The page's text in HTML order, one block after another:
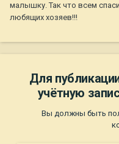
малышку. Так что всем
любящих хозяев!!!
Для
учётную
Вы должны быть